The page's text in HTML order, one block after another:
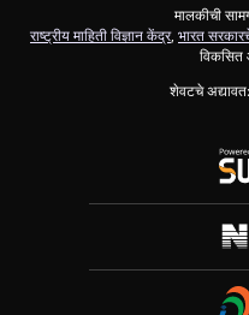
मालकीची
राष्ट्रीय माहिती विज्ञान केंद्र, भारत
शेवटचे अद्यावत: